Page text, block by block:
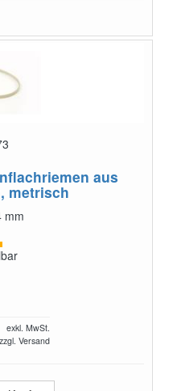
aus
metrisch
mm
exkl. MwSt.
zzgl. Versand